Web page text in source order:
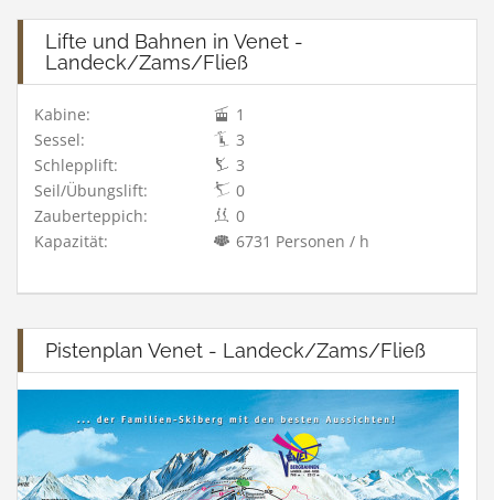
Lifte und Bahnen in Venet -
Landeck/Zams/Fließ
Kabine:
1
Sessel:
3
Schlepplift:
3
Seil/Übungslift:
0
Zauberteppich:
0
Kapazität:
6731 Personen / h
Pistenplan Venet - Landeck/Zams/Fließ